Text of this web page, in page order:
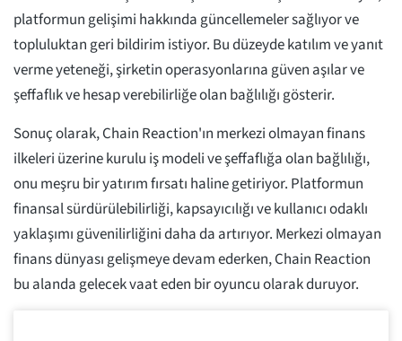
platformun gelişimi hakkında güncellemeler sağlıyor ve
topluluktan geri bildirim istiyor. Bu düzeyde katılım ve yanıt
verme yeteneği, şirketin operasyonlarına güven aşılar ve
şeffaflık ve hesap verebilirliğe olan bağlılığı gösterir.
Sonuç olarak, Chain Reaction'ın merkezi olmayan finans
ilkeleri üzerine kurulu iş modeli ve şeffaflığa olan bağlılığı,
onu meşru bir yatırım fırsatı haline getiriyor. Platformun
finansal sürdürülebilirliği, kapsayıcılığı ve kullanıcı odaklı
yaklaşımı güvenilirliğini daha da artırıyor. Merkezi olmayan
finans dünyası gelişmeye devam ederken, Chain Reaction
bu alanda gelecek vaat eden bir oyuncu olarak duruyor.